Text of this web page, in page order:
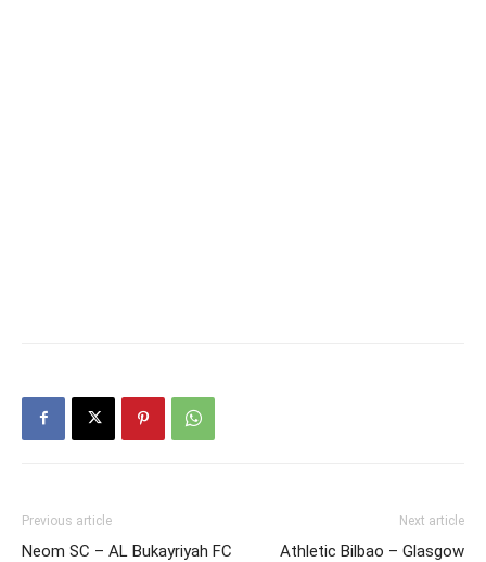
Previous article
Neom SC – AL Bukayriyah FC
Next article
Athletic Bilbao – Glasgow